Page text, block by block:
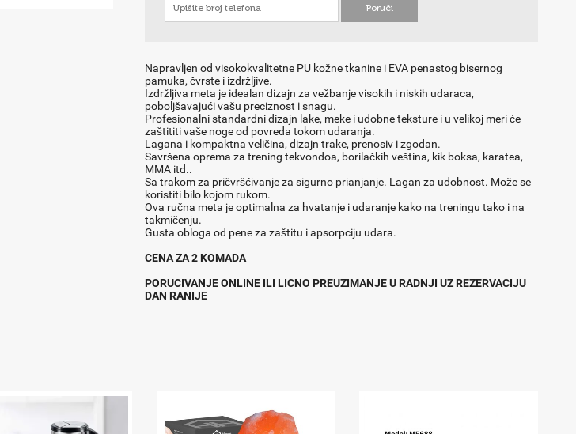
Napravljen od visokokvalitetne PU kožne tkanine i EVA penastog bisernog
pamuka, čvrste i izdržljive.
Izdržljiva meta je idealan dizajn za vežbanje visokih i niskih udaraca,
poboljšavajući vašu preciznost i snagu.
Profesionalni standardni dizajn lake, meke i udobne teksture i u velikoj meri će
zaštititi vaše noge od povreda tokom udaranja.
Lagana i kompaktna veličina, dizajn trake, prenosiv i zgodan.
Savršena oprema za trening tekvondoa, borilačkih veština, kik boksa, karatea,
MMA itd..
Sa trakom za pričvršćivanje za sigurno prianjanje. Lagan za udobnost. Može se
koristiti bilo kojom rukom.
Ova ručna meta je optimalna za hvatanje i udaranje kako na treningu tako i na
takmičenju.
Gusta obloga od pene za zaštitu i apsorpciju udara.
CENA ZA 2 KOMADA
PORUCIVANJE ONLINE ILI LICNO PREUZIMANJE U RADNJI UZ REZERVACIJU
DAN RANIJE